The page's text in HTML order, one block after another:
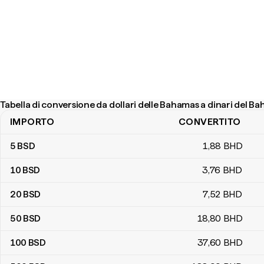
Tabella di conversione da dollari delle Bahamas a dinari del
Tabella di conversione da dollari delle Bahamas a dinari del Bahrein
IMPORTO CONVERTITO
5 BSD 1,88 BHD
10 BSD 3,76 BHD
20 BSD 7,52 BHD
50 BSD 18,80 BHD
100 BSD 37,60 BHD